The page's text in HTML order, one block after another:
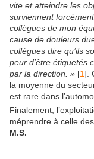
vite et atteindre les
surviennent
collègues de mon
cause de douleurs
collègues dire qu’ils
peur d’être étiquetés
par la direction. » [1]
la moyenne du
est rare dans
Finalement,
méprendre à celle
M.S.